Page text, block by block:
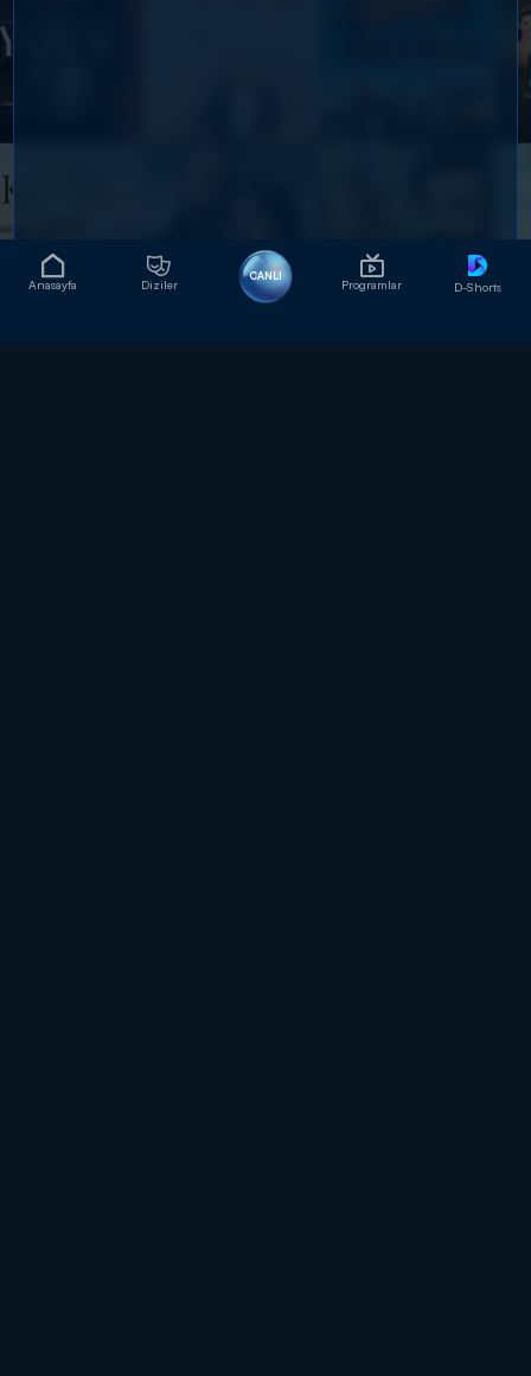
Anasayfa Diziler
CANLI
Programlar D-Shorts